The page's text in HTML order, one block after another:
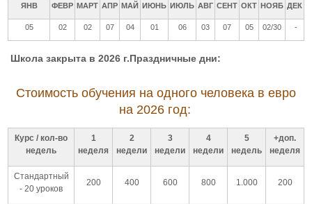
ЯНВ ФЕВР МАРТ АПР МАЙ ИЮНЬ ИЮЛЬ АВГ СЕНТ ОКТ НОЯБ ДЕК
05 02 02 07 04 01 06 03 07 05 02/30 -
Школа закрыта в 2026 г.Праздничные дни:
Стоимость обучения на одного человека в евро
на 2026 год:
Курс / кол-во
недель
1
неделя
2
недели
3
недели
4
недели
5
недель
+доп.
неделя
Стандартный
- 20 уроков
200 400 600 800 1.000 200